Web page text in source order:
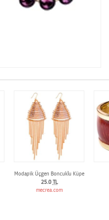
Modapik Üçgen Boncuklu Küpe
25.0 TL
mecrea.com